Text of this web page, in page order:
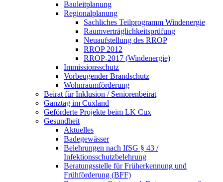
Bauleitplanung
Regionalplanung
Sachliches Teilprogramm Windenergie
Raumverträglichkeitsprüfung
Neuaufstellung des RROP
RROP 2012
RROP-2017 (Windenergie)
Immissionsschutz
Vorbeugender Brandschutz
Wohnraumförderung
Beirat für Inklusion / Seniorenbeirat
Ganztag im Cuxland
Geförderte Projekte beim LK Cux
Gesundheit
Aktuelles
Badegewässer
Belehrungen nach IfSG § 43 /
Infektionsschutzbelehrung
Beratungsstelle für Früherkennung und
Frühförderung (BFF)